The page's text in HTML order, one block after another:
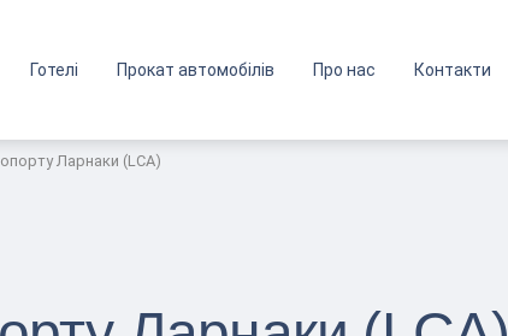
Готелі Прокат автомобілів Про нас Контакти
Ларнаки (LCA)